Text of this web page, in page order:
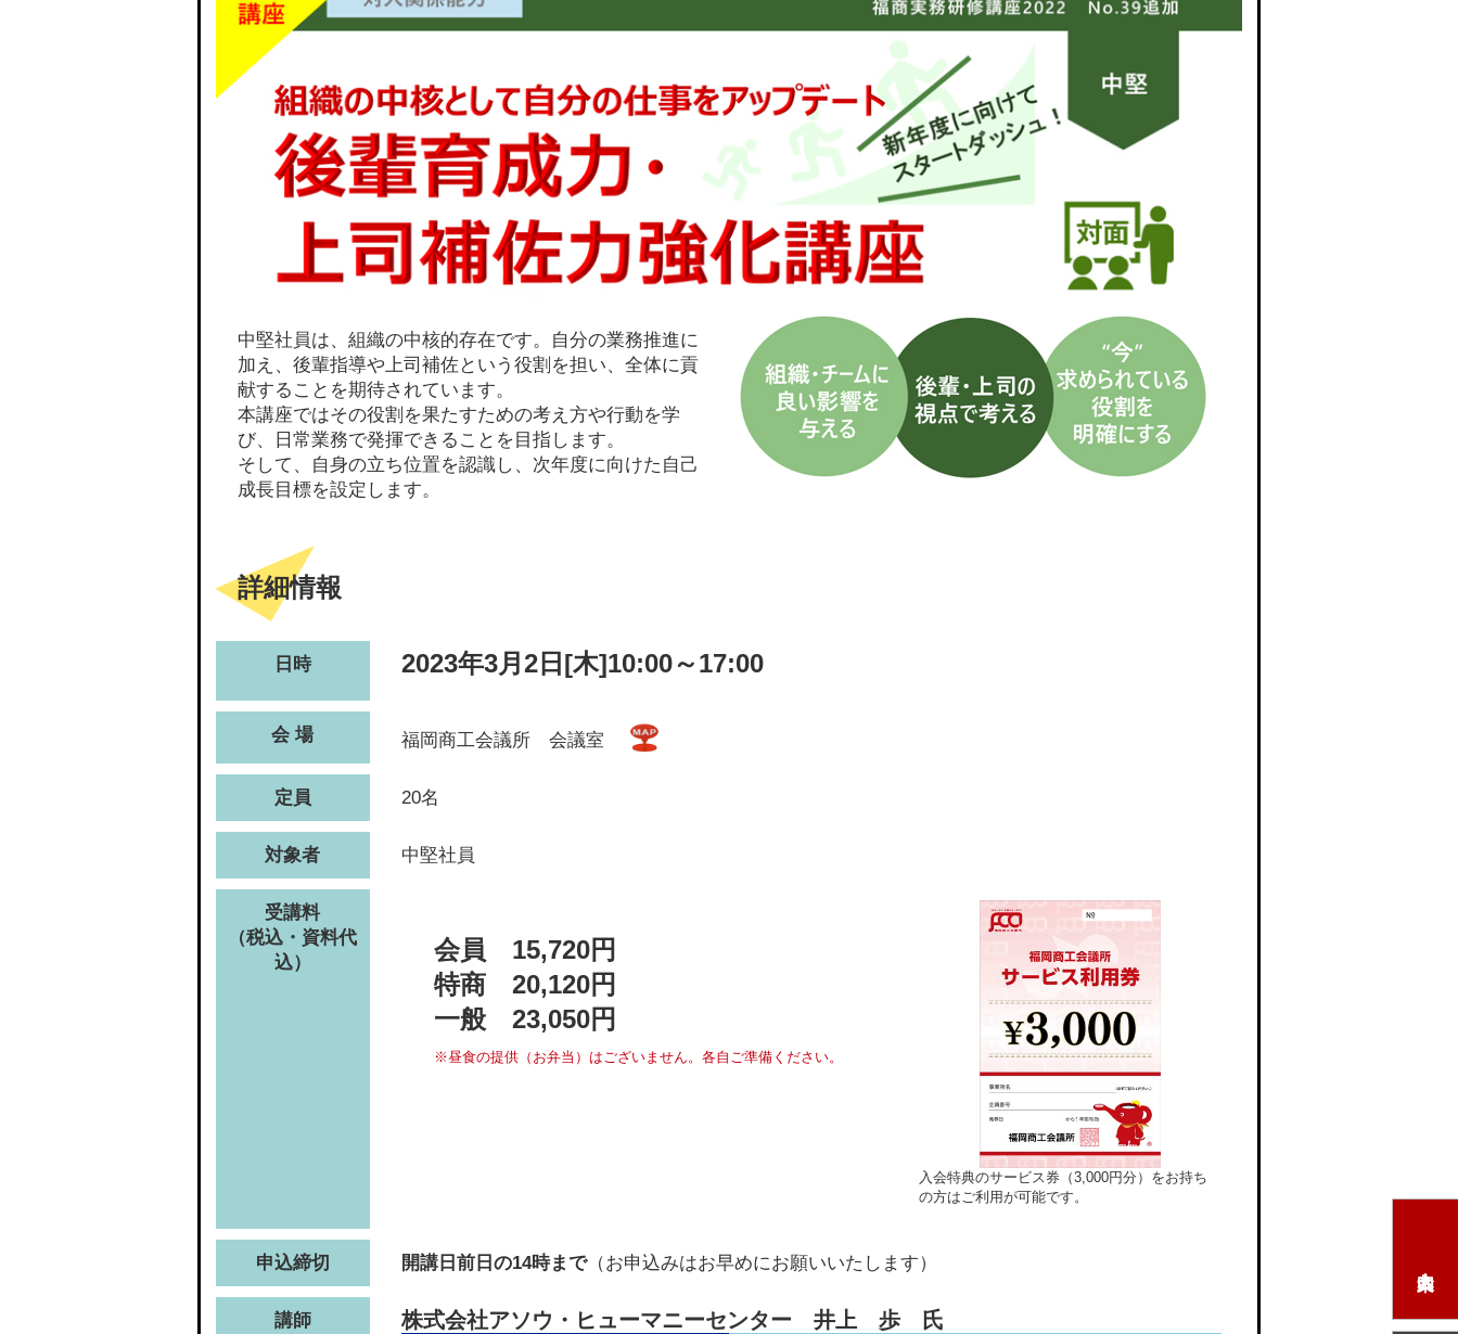
中堅社員は、組織の中核的存在です。自分の業務推進に
加え、後輩指導や上司補佐という役割を担い、全体に貢
献することを期待されています。
本講座ではその役割を果たすための考え方や行動を学
び、日常業務で発揮できることを目指します。
そして、自身の立ち位置を認識し、次年度に向けた自己
成長目標を設定します。
詳細情報
日時 2023年3月2日[木]10:00～17:00
会 場 福岡商工会議所 会議室
定員 20名
対象者 中堅社員
受講料
（税込・資料代
込）
会員 15,720円
特商 20,120円
一般 23,050円
※昼食の提供（お弁当）はございません。各自ご準備ください。
入会特典のサービス券（3,000円分）をお持ち
の方はご利用が可能です。
申込締切 開講日前日の14時まで（お申込みはお早めにお願いいたします）
講師 株式会社アソウ・ヒューマニーセンター 井上 歩 氏